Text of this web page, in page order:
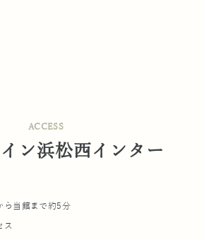
ACCESS
ン浜松西インター
ら当館まで約5分
ス